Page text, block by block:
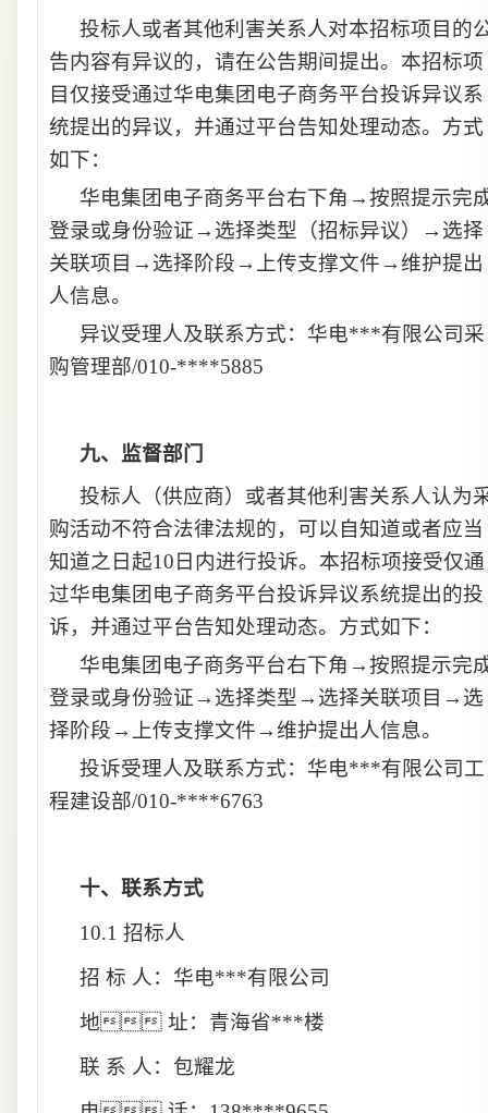
投标人或者其他利害关系人对本招标项目的
告内容有异议的，请在公告期间提出。本招标项
目仅接受通过华电集团电子商务平台投诉异议系
统提出的异议，并通过平台告知处理动态。方式
如下：
华电集团电子商务平台右下角→按照提示完
登录或身份验证→选择类型（招标异议）→选择
关联项目→选择阶段→上传支撑文件→维护提出
人信息。
异议受理人及联系方式：华电***有限公司采
购管理部/010-****5885
九、 监督部门
投标人（供应商）或者其他利害关系人认为
购活动不符合法律法规的，可以自知道或者应当
知道之日起10日内进行投诉。本招标项接受仅通
过华电集团电子商务平台投诉异议系统提出的投
诉，并通过平台告知处理动态。方式如下：
华电集团电子商务平台右下角→按照提示完
登录或身份验证→选择类型→选择关联项目→选
择阶段→上传支撑文件→维护提出人信息。
投诉受理人及联系方式：华电***有限公司工
程建设部/010-****6763
十、 联系方式
10.1 招标人
招 标 人： 华电***有限公司
地 址： 青海省***楼
联 系 人： 包耀龙